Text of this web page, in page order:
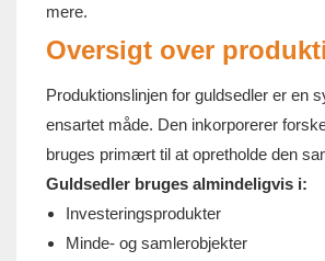
mere.
Oversigt over
Produktionslinjen for guldsedler er en
ensartet måde. Den inkorporerer
bruges primært til at opretholde den
Guldsedler bruges almindeligvis i:
Investeringsprodukter
Minde- og samlerobjekter